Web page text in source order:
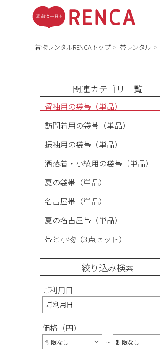
着物レンタルRENCAトップ 帯レンタル
関連カテゴリ一覧
留袖用の袋帯（単品）
訪問着用の袋帯（単品）
振袖用の袋帯（単品）
洒落着・小紋用の袋帯（単品）
夏の袋帯（単品）
名古屋帯（単品）
夏の名古屋帯（単品）
帯と小物（3点セット）
絞り込み検索
ご利用日
ご利用日
価格（円）
~